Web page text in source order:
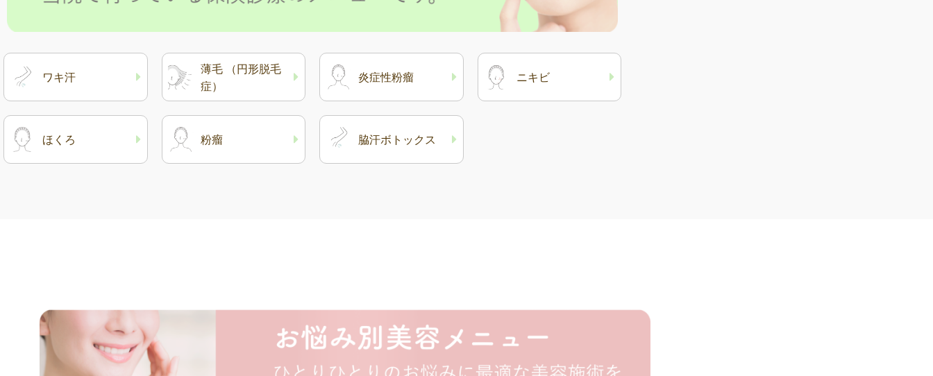
ワキ汗
薄毛 （円形脱毛
症）
炎症性粉瘤 ニキビ
ほくろ 粉瘤 脇汗ボトックス